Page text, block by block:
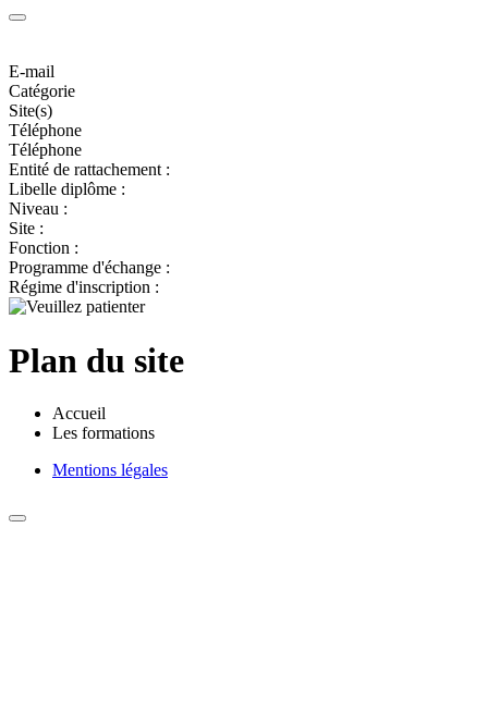
E-mail
Catégorie
Site(s)
Téléphone
Téléphone
Entité de rattachement :
Libelle diplôme :
Niveau :
Site :
Fonction :
Programme d'échange :
Régime d'inscription :
Plan du site
Accueil
Les formations
Mentions légales